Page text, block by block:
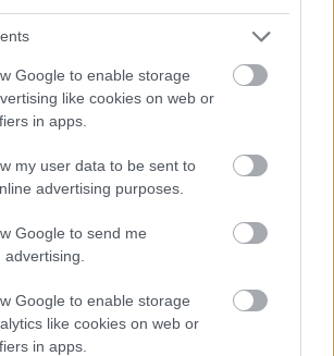
Google to enable storage
like cookies on web or
in apps.
my user data to be sent to
advertising purposes.
Google to send me
Google to enable storage
like cookies on web or
in apps.
kiadta az első hardveralapú
engedélyét a NAV
EU legerősebb és
eurót termelnek